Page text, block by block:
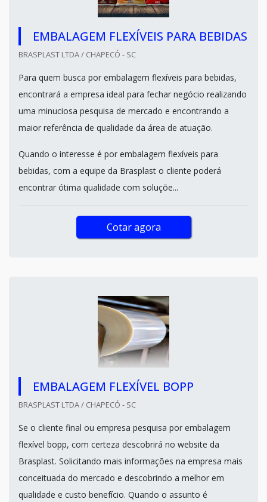
EMBALAGEM FLEXÍVEIS PARA BEBIDAS
BRASPLAST LTDA / CHAPECÓ - SC
Para quem busca por embalagem flexíveis para bebidas,
encontrará a empresa ideal para fechar negócio realizando
uma minuciosa pesquisa de mercado e encontrando a
maior referência de qualidade da área de atuação.
Quando o interesse é por embalagem flexíveis para
bebidas, com a equipe da Brasplast o cliente poderá
encontrar ótima qualidade com soluçõe...
Cotar agora
EMBALAGEM FLEXÍVEL BOPP
BRASPLAST LTDA / CHAPECÓ - SC
Se o cliente final ou empresa pesquisa por embalagem
flexível bopp, com certeza descobrirá no website da
Brasplast. Solicitando mais informações na empresa mais
conceituada do mercado e descobrindo a melhor em
qualidade e custo benefício. Quando o assunto é